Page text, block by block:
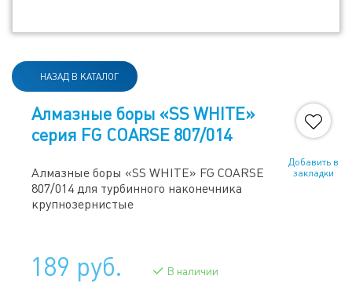
НАЗАД В КАТАЛОГ
Алмазные боры «SS WHITE»
серия FG COARSE 807/014
Алмазные боры «SS WHITE» FG COARSE
807/014 для турбинного наконечника
крупнозернистые
Добавить в
закладки
189 руб. В наличии